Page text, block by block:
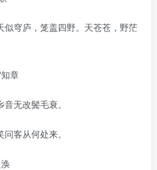
似穹庐，笼盖四野。天苍苍，野茫
知章
无改鬓毛衰。
客从何处来。